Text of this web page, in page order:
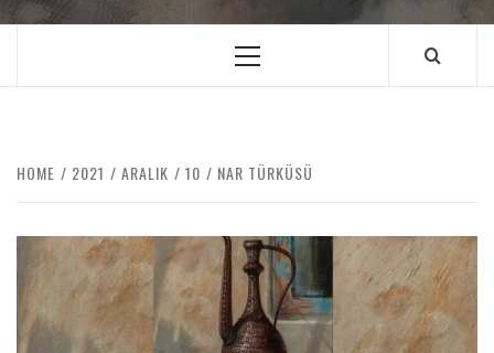
HOME 2021 ARALIK 10 NAR TÜRKÜSÜ